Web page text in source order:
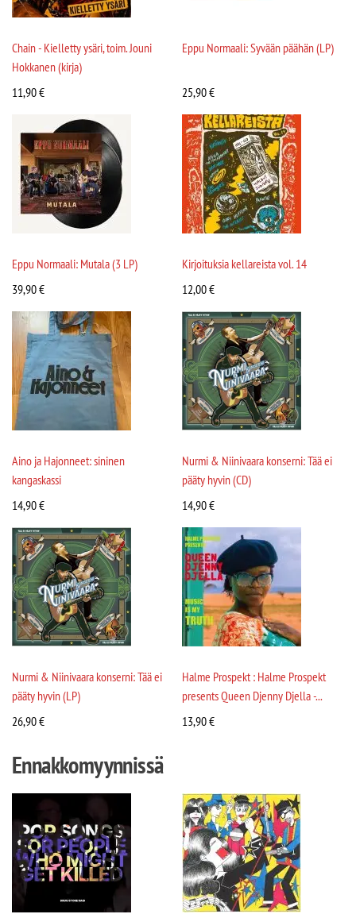
Chain - Kielletty ysäri, toim. Jouni
Hokkanen (kirja)
11,90€
Eppu Normaali: Syvään päähän (LP)
25,90€
Eppu Normaali: Mutala (3 LP)
39,90€
Kirjoituksia kellareista vol. 14
12,00€
Aino ja Hajonneet: sininen
kangaskassi
14,90€
Nurmi & Niinivaara konserni: Tää ei
pääty hyvin (CD)
14,90€
Nurmi & Niinivaara konserni: Tää ei
pääty hyvin (LP)
26,90€
Halme Prospekt : Halme Prospekt
presents Queen Djenny Djella -...
13,90€
Ennakkomyynnissä